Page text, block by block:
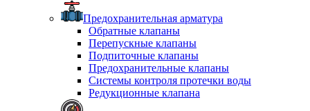
Предохранительная арматура
Обратные клапаны
Перепускные клапаны
Подпиточные клапаны
Предохранительные клапаны
Системы контроля протечки воды
Редукционные клапана